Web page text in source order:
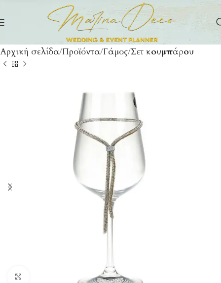
Αρχική σελίδα Προϊόντα Γάμος Σετ κουμπάρου
Click to enlarge